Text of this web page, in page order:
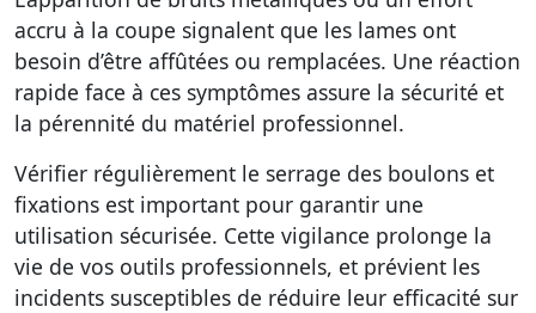
accru à la coupe signalent que les lames ont
besoin d’être affûtées ou remplacées. Une réaction
rapide face à ces symptômes assure la sécurité et
la pérennité du matériel professionnel.
Vérifier régulièrement le serrage des boulons et
fixations est important pour garantir une
utilisation sécurisée. Cette vigilance prolonge la
vie de vos outils professionnels, et prévient les
incidents susceptibles de réduire leur efficacité sur